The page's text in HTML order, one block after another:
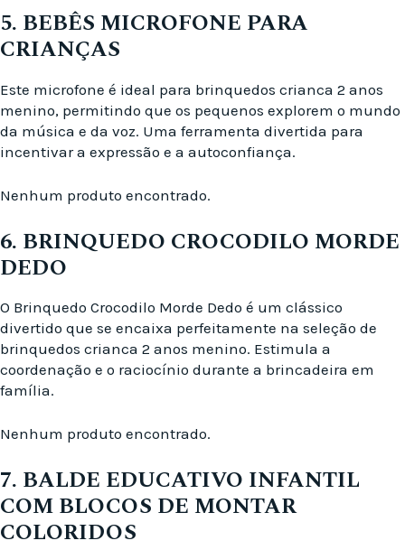
5. BEBÊS MICROFONE PARA
CRIANÇAS
Este microfone é ideal para brinquedos crianca 2 anos
menino, permitindo que os pequenos explorem o mundo
da música e da voz. Uma ferramenta divertida para
incentivar a expressão e a autoconfiança.
Nenhum produto encontrado.
6. BRINQUEDO CROCODILO MORDE
DEDO
O Brinquedo Crocodilo Morde Dedo é um clássico
divertido que se encaixa perfeitamente na seleção de
brinquedos crianca 2 anos menino. Estimula a
coordenação e o raciocínio durante a brincadeira em
família.
Nenhum produto encontrado.
7. BALDE EDUCATIVO INFANTIL
COM BLOCOS DE MONTAR
COLORIDOS